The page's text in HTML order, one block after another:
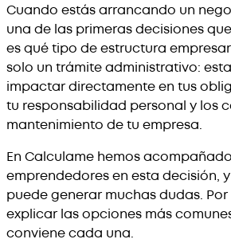
Cuando estás arrancando un
una de las primeras decisiones
es qué tipo de estructura
solo un trámite administrativo:
impactar directamente en tus
tu responsabilidad personal y los
mantenimiento de tu empresa.
En Calculame hemos
emprendedores en esta decisión,
puede generar muchas dudas.
explicar las opciones más
conviene cada una.